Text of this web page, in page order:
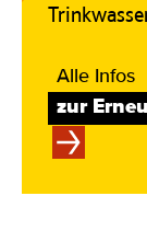
Alle Infos
zur